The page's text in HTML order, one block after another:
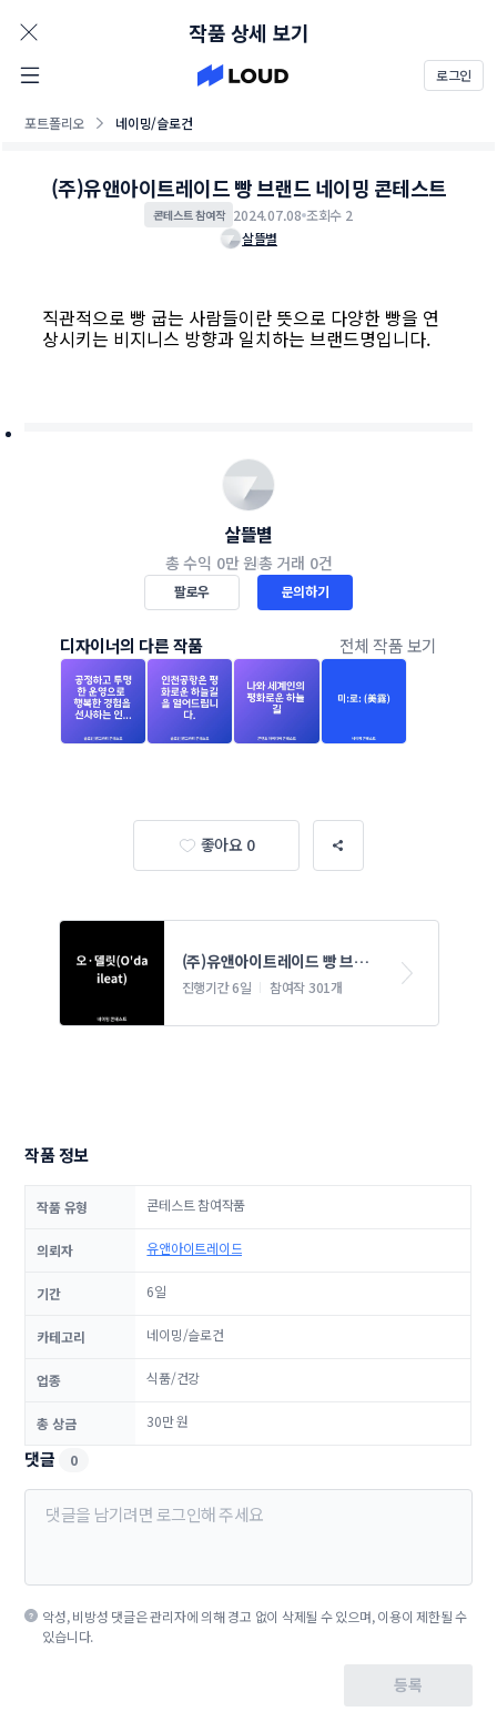
로그인
포트폴리오 네이밍/슬로건
작품 상세 보기
(주)유앤아이트레이드 빵 브랜드 네이밍 콘테스트
콘테스트 참여작 2024.07.08 조회수 2
살뜰별
직관적으로 빵 굽는 사람들이란 뜻으로 다양한 빵을 연
상시키는 비지니스 방향과 일치하는 브랜드명입니다.
살뜰별
총 수익 0만 원총 거래 0건
팔로우 문의하기
디자이너의 다른 작품 전체 작품 보기
좋아요 0
(주)유앤아이트레이드 빵 브랜
드 네이밍 콘테스트
진행기간 6일 참여작 301개
작품 정보
작품 유형 콘테스트 참여작품
의뢰자 유앤아이트레이드
기간 6일
카테고리 네이밍/슬로건
업종 식품/건강
총 상금 30만 원
댓글 0
악성, 비방성 댓글은 관리자에 의해 경고 없이 삭제될 수 있으며, 이용이 제한될 수
있습니다.
등록